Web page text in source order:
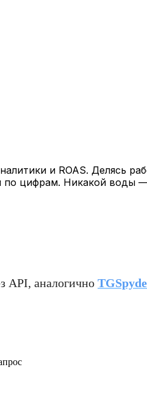
и ROAS. Делясь
цифрам. Никакой воды
API, аналогично